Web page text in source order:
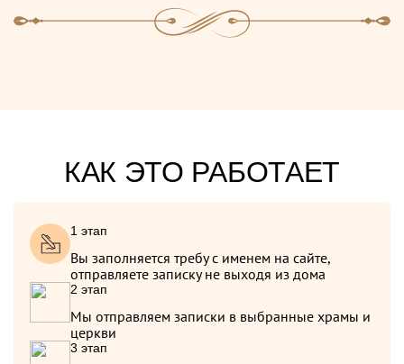
КАК ЭТО РАБОТАЕТ
1 этап
Вы заполняется требу с именем на сайте,
отправляете записку не выходя из дома
2 этап
Мы отправляем записки в выбранные храмы и
церкви
3 этап